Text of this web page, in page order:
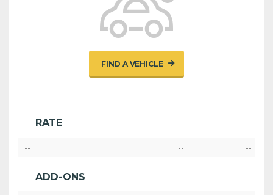
FIND A VEHICLE
RATE
-- -- --
ADD-ONS